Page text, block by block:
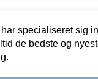
specialiseret sig
de bedste og